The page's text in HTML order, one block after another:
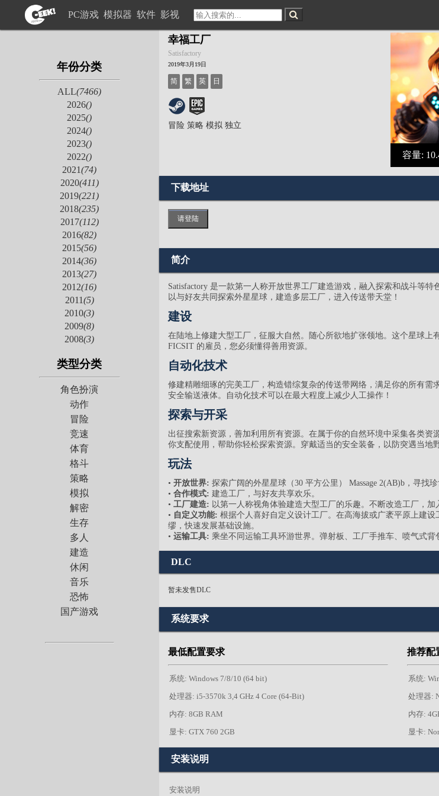
PC游戏 模拟器 软件 影视
年份分类
ALL(7466)
2026()
2025()
2024()
2023()
2022()
2021(74)
2020(411)
2019(221)
2018(235)
2017(112)
2016(82)
2015(56)
2014(36)
2013(27)
2012(16)
2011(5)
2010(3)
2009(8)
2008(3)
类型分类
角色扮演
动作
冒险
竞速
体育
格斗
策略
模拟
解密
生存
多人
建造
休闲
音乐
恐怖
国产游戏
幸福工厂
Satisfactory
2019年3月19日
简 繁 英 日
冒险 策略 模拟 独立
容量:
下载地址
请登陆
简介
Satisfactory 是一款第一人称开放世界工厂建造游戏，融入探索和战斗等
以与好友共同探索外星星球，建造多层工厂，进入传送带天堂！
建设
在陆地上修建大型工厂，征服大自然。随心所欲地扩张领地。这个星球上
FICSIT 的雇员，您必须懂得善用资源。
自动化技术
修建精雕细琢的完美工厂，构造错综复杂的传送带网络，满足你的所有需
安全输送液体。自动化技术可以在最大程度上减少人工操作！
探索与开采
出征搜索新资源，善加利用所有资源。在属于你的自然环境中采集各类资
你支配使用，帮助你轻松探索资源。穿戴适当的安全装备，以防突遇当地
玩法
• 开放世界: 探索广阔的外星星球（30 平方公里） Massage 2(AB)b，寻找
• 合作模式: 建造工厂，与好友共享欢乐。
• 工厂建造: 以第一人称视角体验建造大型工厂的乐趣。不断改造工厂，加
• 自定义功能: 根据个人喜好自定义设计工厂。在高海拔或广袤平原上建
缪，快速发展基础设施。
• 运输工具: 乘坐不同运输工具环游世界。弹射板、工厂手推车、喷气式背
DLC
暂未发售DLC
系统要求
最低配置要求
系统: Windows 7/8/10 (64 bit)
处理器: i5-3570k 3,4 GHz 4 Core (64-Bit)
内存: 8GB RAM
显卡: GTX 760 2GB
推荐配
系统:
处理器:
内存:
显卡:
安装说明
安装说明